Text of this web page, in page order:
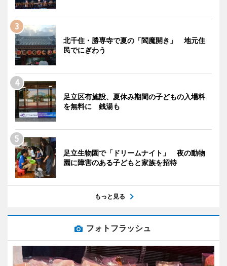
北千住・勝専寺で夏の「閻魔開き」 地元住
民でにぎわう
足立区有施設、夏休み期間の子どもの入場料
を無料に 銭湯も
足立生物園で「ドリームナイト」 夜の動物
園に障害のある子どもと家族を招待
もっと見る
フォトフラッシュ